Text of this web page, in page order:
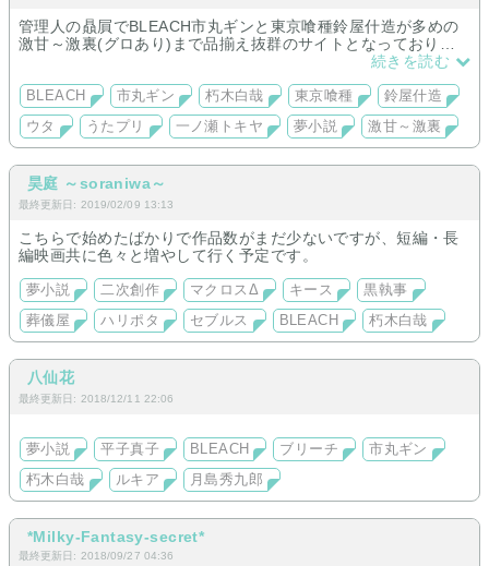
管理人の贔屓でBLEACH市丸ギンと東京喰種鈴屋什造が多めの
激甘～激裏(グロあり)まで品揃え抜群のサイトとなっておりま
す！鬼更新目指して頑張りますのでどうぞよろしくお願いしま
続きを読む
BLEACH 市丸ギン 朽木白哉 東京喰種
鈴屋什造
ウタ
うたプリ 一ノ瀬トキヤ 夢小説 激甘～激裏
昊庭 ～soraniwa～
最終更新日: 2019/02/09 13:13
こちらで始めたばかりで作品数がまだ少ないですが、短編・長
編映画共に色々と増やして行く予定です。
夢小説 二次創作 マクロスΔ キース
黒執事
葬儀屋
ハリポタ セブルス BLEACH 朽木白哉
八仙花
最終更新日: 2018/12/11 22:06
夢小説 平子真子 BLEACH ブリーチ
市丸ギン
朽木白哉
ルキア 月島秀九郎
*Milky-Fantasy-secret*
最終更新日: 2018/09/27 04:36